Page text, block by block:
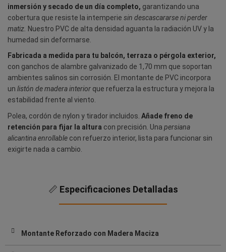
inmersión y secado de un día completo, garantizando una
cobertura que resiste la intemperie sin descascararse ni perder
matiz. Nuestro PVC de alta densidad aguanta la radiación UV y la
humedad sin deformarse.
Fabricada a medida para tu balcón, terraza o pérgola exterior,
con ganchos de alambre galvanizado de 1,70 mm que soportan
ambientes salinos sin corrosión. El montante de PVC incorpora
un listón de madera interior que refuerza la estructura y mejora la
estabilidad frente al viento.
Polea, cordón de nylon y tirador incluidos. Añade freno de
retención para fijar la altura con precisión. Una persiana
alicantina enrollable con refuerzo interior, lista para funcionar sin
exigirte nada a cambio.
📏 Especificaciones Detalladas
Montante Reforzado con Madera Maciza